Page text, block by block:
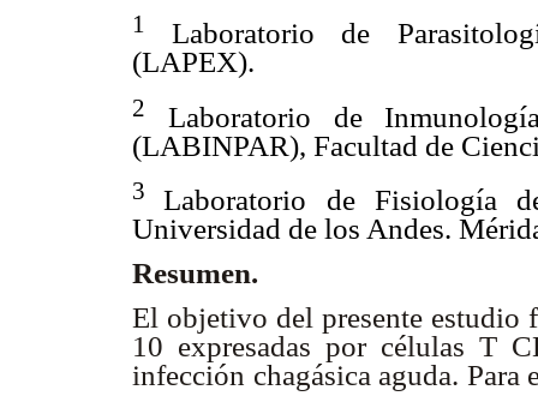
1 Laboratorio de
(LAPEX).
2
Laboratorio de
(LABINPAR), Facultad de
3Laboratorio de Fisiología
Universidad de los Andes.
Resumen.
El objetivo del presente estudio
10 expresadas por células T
infección chagásica aguda. Para